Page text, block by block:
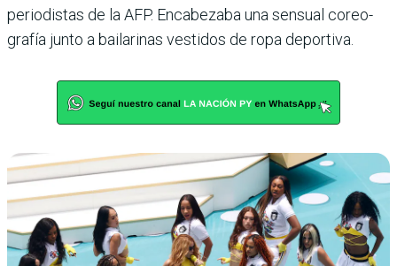
periodistas de la AFP. Enca­bezaba una sensual coreo­
grafía junto a bailarinas ves­tidos de ropa deportiva.